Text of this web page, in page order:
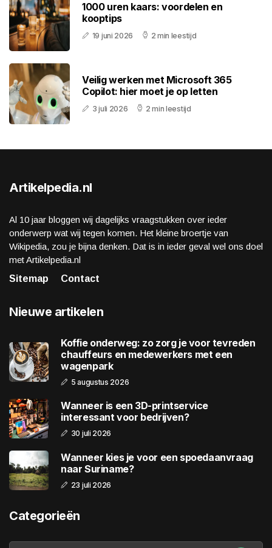
1000 uren kaars: voordelen en
kooptips
19 juni 2026 2 min leestijd
Veilig werken met Microsoft 365
Copilot: hier moet je op letten
3 juli 2026 2 min leestijd
Artikelpedia.nl
Al 10 jaar bloggen wij dagelijks vraagstukken over ieder
onderwerp wat wij tegen komen. Het kleine broertje van
Wikipedia, zou je bijna denken. Dat is in ieder geval wel ons doel
met Artikelpedia.nl
Sitemap
Contact
Nieuwe artikelen
Koffie onderweg: zo zorg je voor tevreden
chauffeurs en medewerkers met een
wagenpark
5 augustus 2026
Wanneer is een 3D-printservice
interessant voor bedrijven?
30 juli 2026
Wanneer kies je voor een spoedaanvraag
naar Suriname?
23 juli 2026
Categorieën